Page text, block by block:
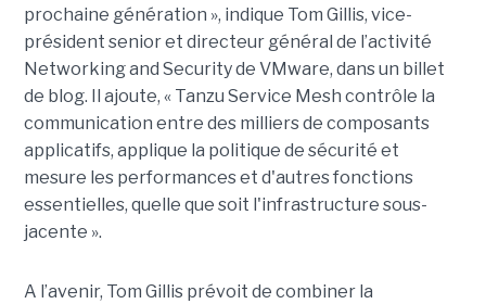
prochaine génération », indique Tom Gillis, vice-
président senior et directeur général de l’activité
Networking and Security de VMware, dans un billet
de blog. Il ajoute, « Tanzu Service Mesh contrôle la
communication entre des milliers de composants
applicatifs, applique la politique de sécurité et
mesure les performances et d'autres fonctions
essentielles, quelle que soit l'infrastructure sous-
jacente ».
A l’avenir, Tom Gillis prévoit de combiner la